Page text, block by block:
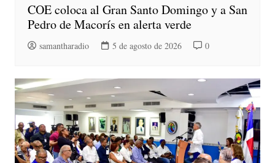
COE coloca al Gran Santo Domingo y a San
Pedro de Macorís en alerta verde
samantharadio 5 de agosto de 2026 0